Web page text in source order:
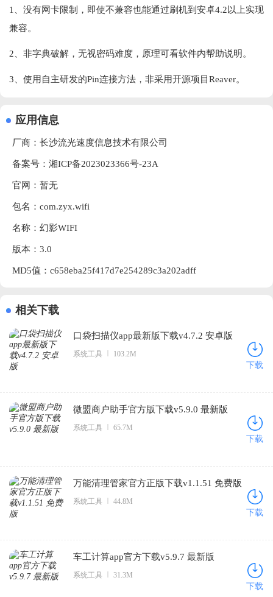
1、没有网卡限制，即使不兼容也能通过刷机到安卓4.2以上实现
兼容。
2、非字典破解，无视密码难度，原理可看软件内帮助说明。
3、使用自主研发的Pin连接方法，非采用开源项目Reaver。
应用信息
厂商： 长沙流光速度信息技术有限公司
备案号：湘ICP备2023023366号-23A
官网：暂无
包名：com.zyx.wifi
名称：幻影WIFI
版本：3.0
MD5值：c658eba25f417d7e254289c3a202adff
相关下载
口袋扫描仪app最新版下载v4.7.2 安卓版
系统工具 103.2M
下载
微盟商户助手官方版下载v5.9.0 最新版
系统工具 65.7M
下载
万能清理管家官方正版下载v1.1.51 免费版
系统工具 44.8M
下载
车工计算app官方下载v5.9.7 最新版
系统工具 31.3M
下载